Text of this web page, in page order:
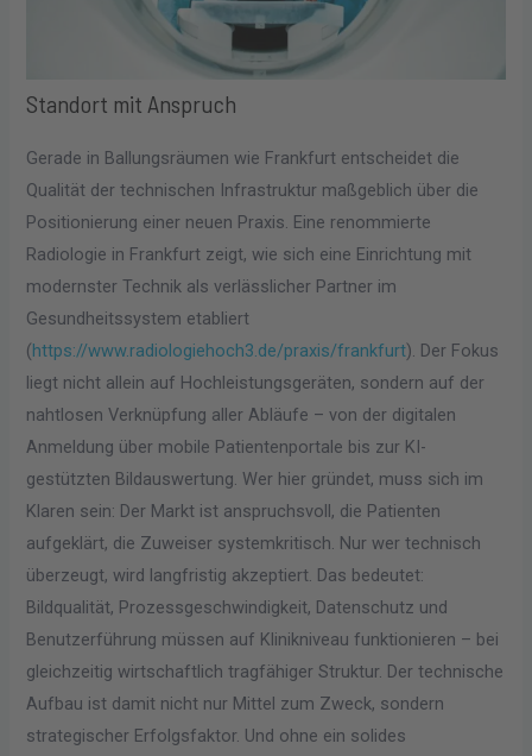
Standort mit Anspruch
Gerade in Ballungsräumen wie Frankfurt entscheidet die
Qualität der technischen Infrastruktur maßgeblich über die
Positionierung einer neuen Praxis. Eine renommierte
Radiologie in Frankfurt zeigt, wie sich eine Einrichtung mit
modernster Technik als verlässlicher Partner im
Gesundheitssystem etabliert
(https://www.radiologiehoch3.de/praxis/frankfurt). Der Fokus
liegt nicht allein auf Hochleistungsgeräten, sondern auf der
nahtlosen Verknüpfung aller Abläufe – von der digitalen
Anmeldung über mobile Patientenportale bis zur KI-
gestützten Bildauswertung. Wer hier gründet, muss sich im
Klaren sein: Der Markt ist anspruchsvoll, die Patienten
aufgeklärt, die Zuweiser systemkritisch. Nur wer technisch
überzeugt, wird langfristig akzeptiert. Das bedeutet:
Bildqualität, Prozessgeschwindigkeit, Datenschutz und
Benutzerführung müssen auf Klinikniveau funktionieren – bei
gleichzeitig wirtschaftlich tragfähiger Struktur. Der technische
Aufbau ist damit nicht nur Mittel zum Zweck, sondern
strategischer Erfolgsfaktor. Und ohne ein solides